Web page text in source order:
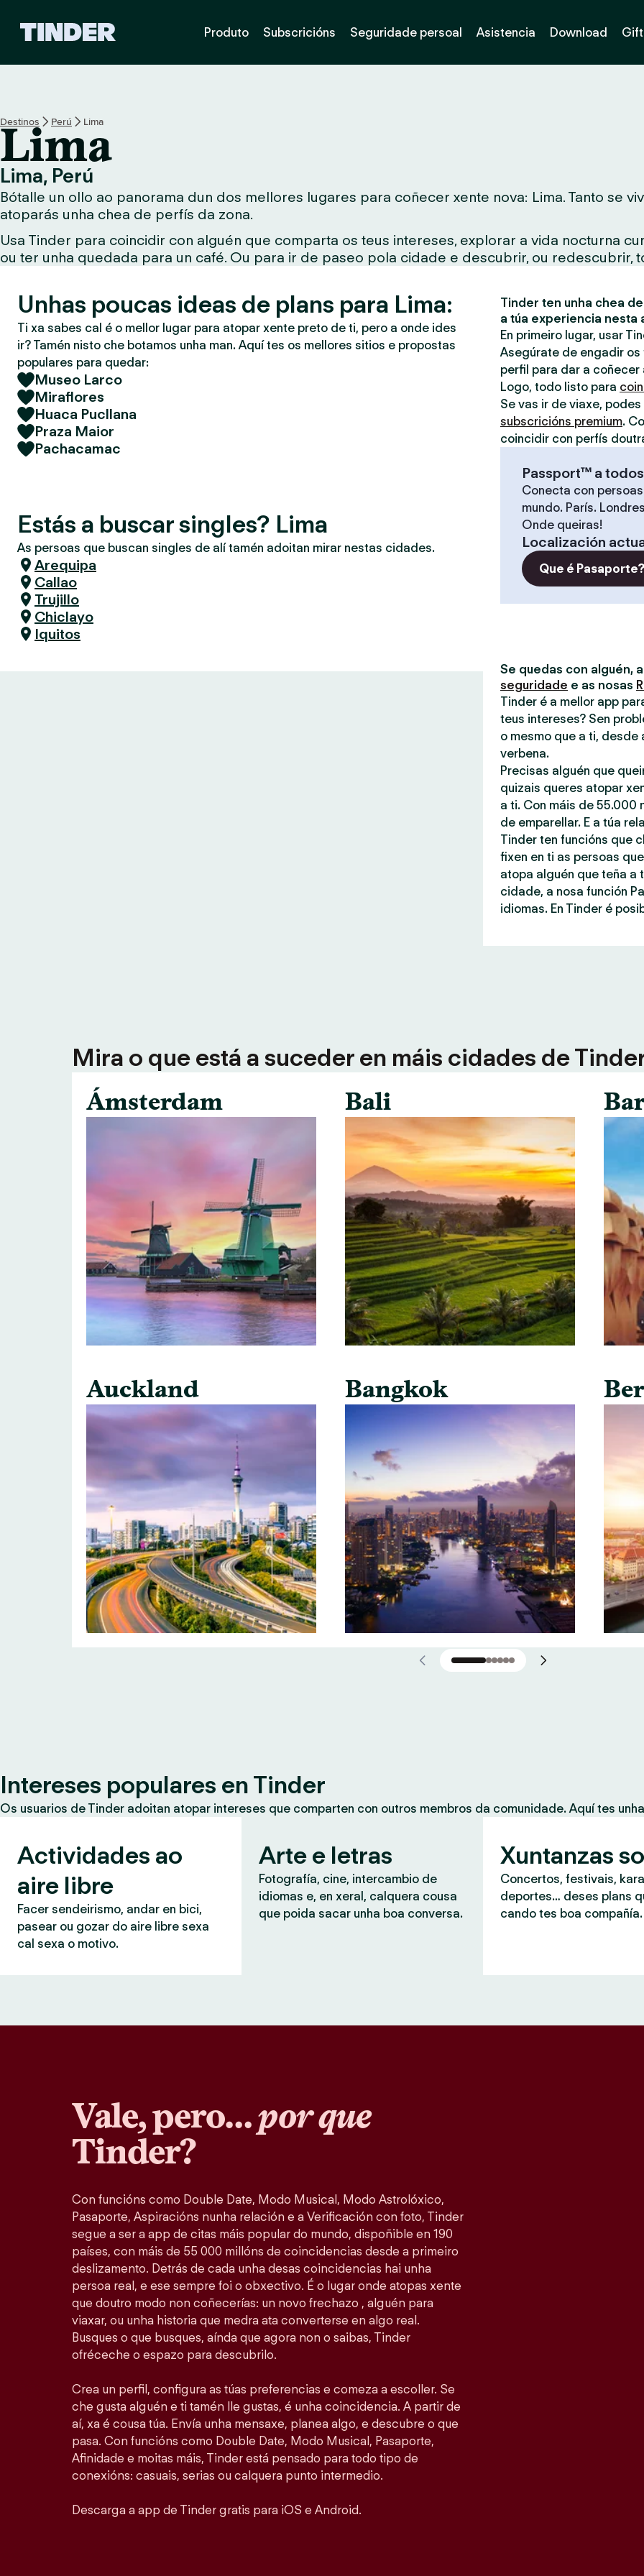
Produto Subscricións Seguridade persoal Asistencia Download
Destinos Perú Lima
Lima
Lima, Perú
Bótalle un ollo ao panorama dun dos mellores lugares para coñecer xente nova: Lima. Tanto se
atoparás unha chea de perfís da zona.
Usa Tinder para coincidir con alguén que comparta os teus intereses, explorar a vida nocturna
ou ter unha quedada para un café. Ou para ir de paseo pola cidade e descubrir, ou redescubrir,
Unhas poucas ideas de plans para Lima:
Ti xa sabes cal é o mellor lugar para atopar xente preto de ti, pero a onde ides
ir? Tamén nisto che botamos unha man. Aquí tes os mellores sitios e propostas
populares para quedar:
Museo Larco
Miraflores
Huaca Pucllana
Praza Maior
Pachacamac
Estás a buscar singles? Lima
As persoas que buscan singles de alí tamén adoitan mirar nestas cidades.
Arequipa
Callao
Trujillo
Chiclayo
Iquitos
Tinder ten unha chea
a túa experiencia nesta
En primeiro lugar, usar
Asegúrate de engadir
perfil para dar a
Logo, todo listo para
Se vas ir de viaxe, podes
subscricións premium.
coincidir con perfís
Passport™ a
Conecta con
mundo. París.
Onde queiras!
Localización
Que é Pasaporte?
Se quedas con alguén,
seguridade e as nosas
Tinder é a mellor app
teus intereses? Sen
o mesmo que a ti,
verbena.
Precisas alguén que
quizais queres atopar
a ti. Con máis de 55.000
de emparellar. E a túa
Tinder ten funcións que
fixen en ti as persoas
atopa alguén que teña a
cidade, a nosa función
idiomas. En Tinder é
Mira o que está a suceder en máis cidades de
Ámsterdam
Auckland
Bali
Bangkok
Intereses populares en Tinder
Os usuarios de Tinder adoitan atopar intereses que comparten con outros membros da comunidade. Aquí tes
Actividades ao
aire libre
Facer sendeirismo, andar en bici,
pasear ou gozar do aire libre sexa
cal sexa o motivo.
Arte e letras
Fotografía, cine, intercambio de
idiomas e, en xeral, calquera cousa
que poida sacar unha boa conversa.
Xuntanzas
Concertos, festivais,
deportes… deses plans
cando tes boa compañía.
Vale, pero…por que
Tinder?
Con funcións como Double Date, Modo Musical, Modo Astrolóxico,
Pasaporte, Aspiracións nunha relación e a Verificación con foto, Tinder
segue a ser a app de citas máis popular do mundo, dispoñible en 190
países, con máis de 55 000 millóns de coincidencias desde a primeiro
deslizamento. Detrás de cada unha desas coincidencias hai unha
persoa real, e ese sempre foi o obxectivo. É o lugar onde atopas xente
que doutro modo non coñecerías: un novo frechazo , alguén para
viaxar, ou unha historia que medra ata converterse en algo real.
Busques o que busques, aínda que agora non o saibas, Tinder
ofréceche o espazo para descubrilo.
Crea un perfil, configura as túas preferencias e comeza a escoller. Se
che gusta alguén e ti tamén lle gustas, é unha coincidencia. A partir de
aí, xa é cousa túa. Envía unha mensaxe, planea algo, e descubre o que
pasa. Con funcións como Double Date, Modo Musical, Pasaporte,
Afinidade e moitas máis, Tinder está pensado para todo tipo de
conexións: casuais, serias ou calquera punto intermedio.
Descarga a app de Tinder gratis para iOS e Android.